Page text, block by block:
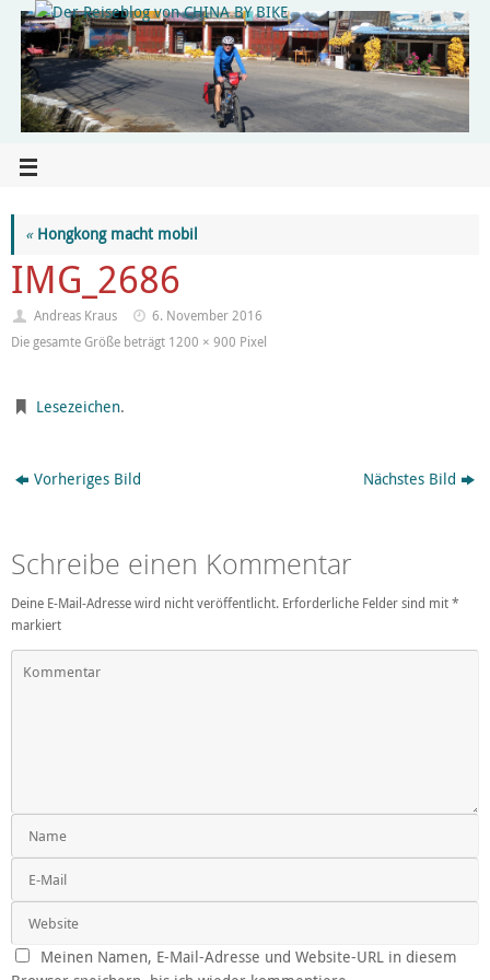
«Hongkong macht mobil
IMG_2686
Andreas Kraus
6. November 2016
Die gesamte Größe beträgt 1200 × 900 Pixel
Lesezeichen.
Vorheriges Bild Nächstes Bild
Schreibe einen Kommentar
Deine E-Mail-Adresse wird nicht veröffentlicht. Erforderliche Felder sind mit*
markiert
Meinen Namen, E-Mail-Adresse und Website-URL in diesem